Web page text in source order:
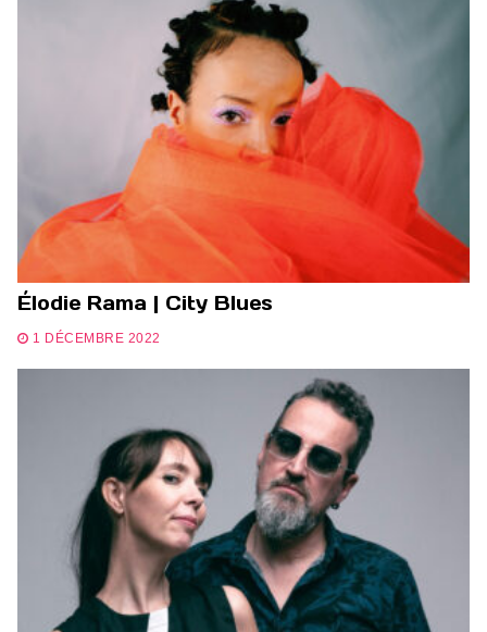
Élodie Rama | City Blues
1 DÉCEMBRE 2022